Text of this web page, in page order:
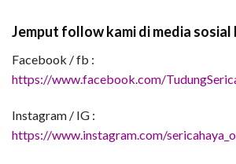
Jemput follow kami di media sosial
Facebook / fb :
https://www.facebook.com/
Instagram / IG :
https://www.instagram.com/